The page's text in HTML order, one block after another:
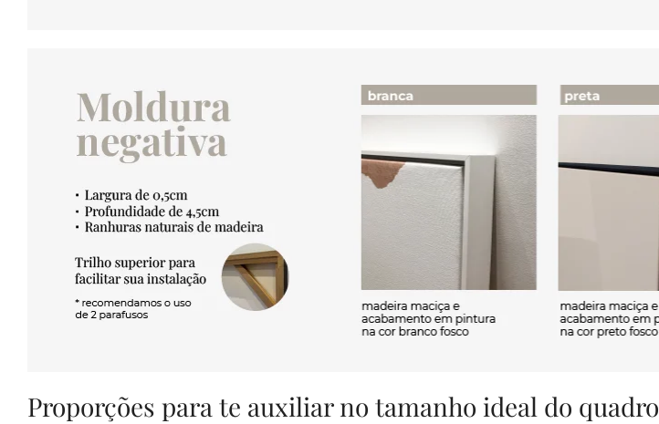
Proporções para te auxiliar no tamanho ideal do quadro